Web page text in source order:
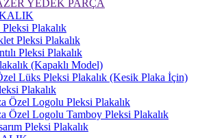
YEDEK PARÇA
Plakalık
Pleksi Plakalık
Pleksi Plakalık
(Kapaklı Model)
Lüks Pleksi Plakalık (Kesik Plaka İçin)
Plakalık
Özel Logolu Pleksi Plakalık
Özel Logolu Tamboy Pleksi Plakalık
Pleksi Plakalık